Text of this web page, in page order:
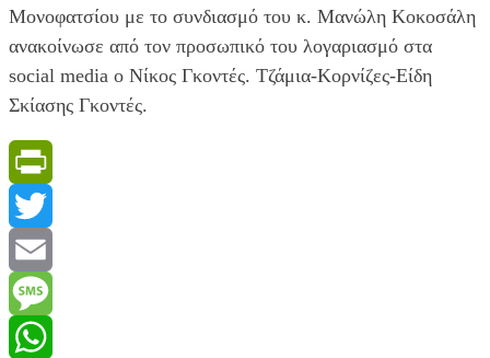
Μονοφατσίου με το συνδιασμό του κ. Μανώλη Κοκοσάλη
ανακοίνωσε από τον προσωπικό του λογαριασμό στα
social media ο Νίκος Γκοντές. Τζάμια-Κορνίζες-Είδη
Σκίασης Γκοντές.
PrintFriendly
Twitter
Email
Message